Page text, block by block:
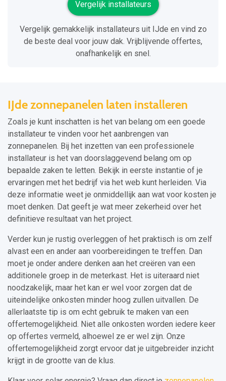
Vergelijk installateurs
Vergelijk gemakkelijk installateurs uit IJde en vind zo
de beste deal voor jouw dak. Vrijblijvende offertes,
onafhankelijk en snel.
IJde zonnepanelen laten installeren
Zoals je kunt inschatten is het van belang om een goede
installateur te vinden voor het aanbrengen van
zonnepanelen. Bij het inzetten van een professionele
installateur is het van doorslaggevend belang om op
bepaalde zaken te letten. Bekijk in eerste instantie of je
ervaringen met het bedrijf via het web kunt herleiden. Via
deze informatie weet je onmiddellijk aan wat voor kosten je
moet denken. Dat geeft je wat meer zekerheid over het
definitieve resultaat van het project.
Verder kun je rustig overleggen of het praktisch is om zelf
alvast een en ander aan voorbereidingen te treffen. Dan
moet je onder andere denken aan het creëren van een
additionele groep in de meterkast. Het is uiteraard niet
noodzakelijk, maar het kan er wel voor zorgen dat de
uiteindelijke onkosten minder hoog zullen uitvallen. De
allerlaatste tip is om echt gebruik te maken van een
offertemogelijkheid. Niet alle onkosten worden iedere keer
op offertes vermeld, alhoewel ze er wel zijn. Onze
offertemogelijkheid zorgt ervoor dat je uitgebreider inzicht
krijgt in de grootte van de klus.